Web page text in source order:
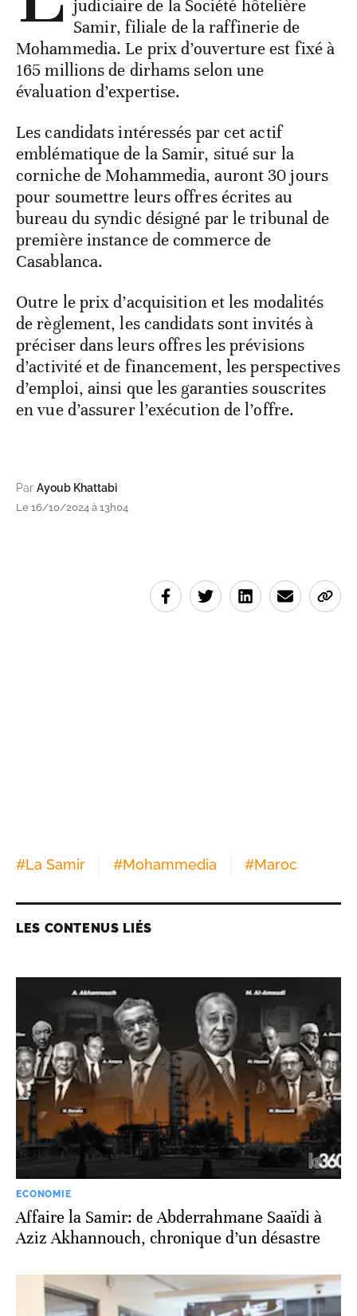
judiciaire de la Société hôtelière
Samir, filiale de la raffinerie de
Mohammedia. Le prix d’ouverture est fixé à
165 millions de dirhams selon une
évaluation d’expertise.
Les candidats intéressés par cet actif
emblématique de la Samir, situé sur la
corniche de Mohammedia, auront 30 jours
pour soumettre leurs offres écrites au
bureau du syndic désigné par le tribunal de
première instance de commerce de
Casablanca.
Outre le prix d’acquisition et les modalités
de règlement, les candidats sont invités à
préciser dans leurs offres les prévisions
d’activité et de financement, les perspectives
d’emploi, ainsi que les garanties souscrites
en vue d’assurer l’exécution de l’offre.
Par Ayoub Khattabi
Le 16/10/2024 à 13h04
#La Samir #Mohammedia #Maroc
LES CONTENUS LIÉS
ECONOMIE
Affaire la Samir: de Abderrahmane Saaïdi à
Aziz Akhannouch, chronique d’un désastre